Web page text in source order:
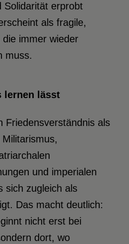
Solidarität erprobt
als fragile,
immer wieder
muss.
lernen lässt
Friedensverständnis als
und imperialen
sich zugleich als
Das macht deutlich:
nicht erst bei
dort, wo